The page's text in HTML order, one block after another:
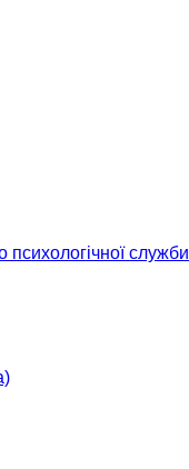
служби